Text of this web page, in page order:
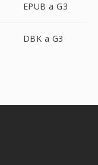
EPUB a G3
DBK a G3